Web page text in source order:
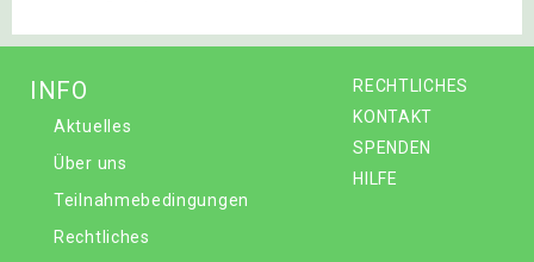
RECHTLICHES
KONTAKT
SPENDEN
HILFE
INFO
Aktuelles
Über uns
Teilnahmebedingungen
Rechtliches